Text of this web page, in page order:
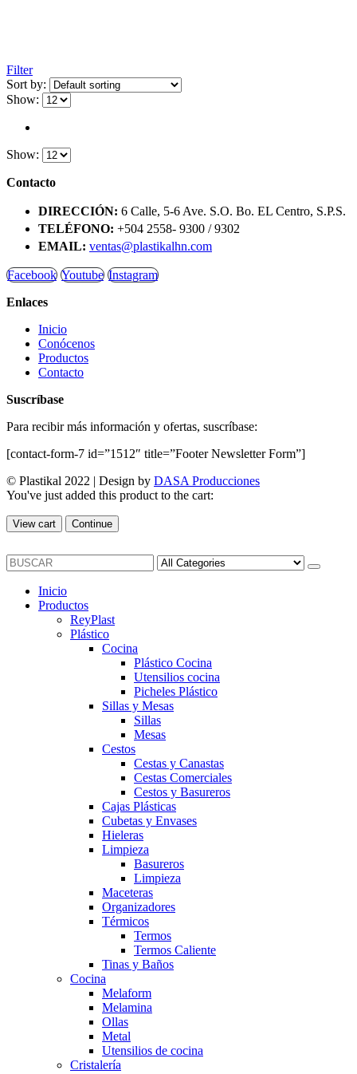
Filter
Sort by:
Show:
Show:
Contacto
DIRECCIÓN: 6 Calle, 5-6 Ave. S.O. Bo. EL Centro, S.P.S.
TELÉFONO: +504 2558- 9300 / 9302
EMAIL: ventas@plastikalhn.com
Facebook Youtube Instagram
Enlaces
Inicio
Conócenos
Productos
Contacto
Suscríbase
Para recibir más información y ofertas, suscríbase:
[contact-form-7 id=”1512″ title=”Footer Newsletter Form”]
© Plastikal 2022 | Design by DASA Producciones
You've just added this product to the cart:
View cart Continue
Inicio
Productos
ReyPlast
Plástico
Cocina
Plástico Cocina
Utensilios cocina
Picheles Plástico
Sillas y Mesas
Sillas
Mesas
Cestos
Cestas y Canastas
Cestas Comerciales
Cestos y Basureros
Cajas Plásticas
Cubetas y Envases
Hieleras
Limpieza
Basureros
Limpieza
Maceteras
Organizadores
Térmicos
Termos
Termos Caliente
Tinas y Baños
Cocina
Melaform
Melamina
Ollas
Metal
Utensilios de cocina
Cristalería